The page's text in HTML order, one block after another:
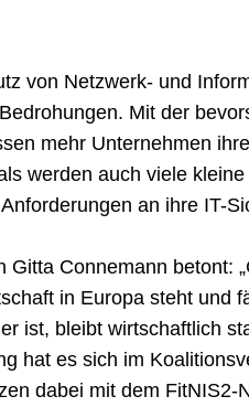
von Netzwerk- und
Mit der
mehr Unternehmen
werden auch viele
an ihre IT-
Gitta Connemann betont:
in Europa steht und
ist, bleibt wirtschaftlich
hat es sich im
dabei mit dem